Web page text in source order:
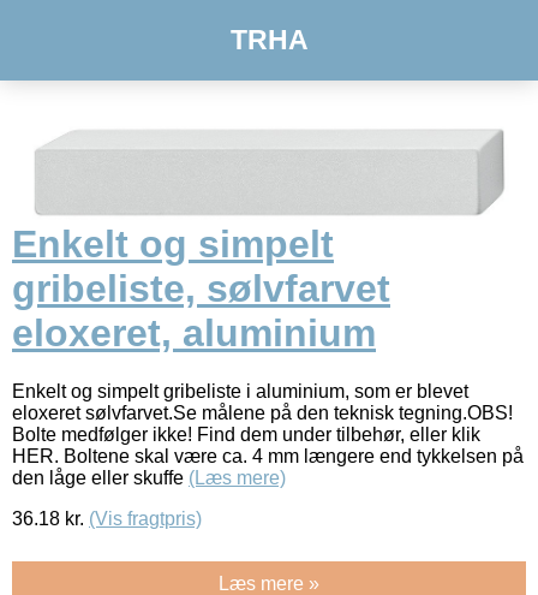
TRHA
Enkelt og simpelt
gribeliste, sølvfarvet
eloxeret, aluminium
Enkelt og simpelt gribeliste i aluminium, som er blevet
eloxeret sølvfarvet.Se målene på den teknisk tegning.OBS!
Bolte medfølger ikke! Find dem under tilbehør, eller klik
HER. Boltene skal være ca. 4 mm længere end tykkelsen på
den låge eller skuffe (Læs mere)
36.18 kr. (Vis fragtpris)
Læs mere »